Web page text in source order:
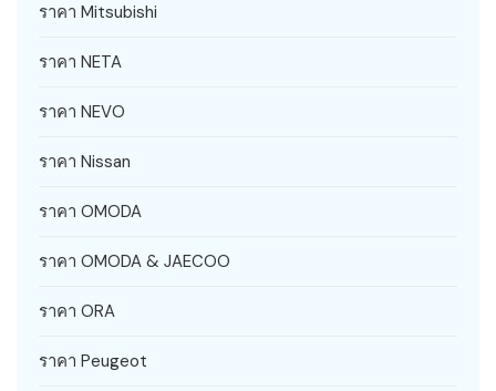
ราคา Mitsubishi
ราคา NETA
ราคา NEVO
ราคา Nissan
ราคา OMODA
ราคา OMODA & JAECOO
ราคา ORA
ราคา Peugeot